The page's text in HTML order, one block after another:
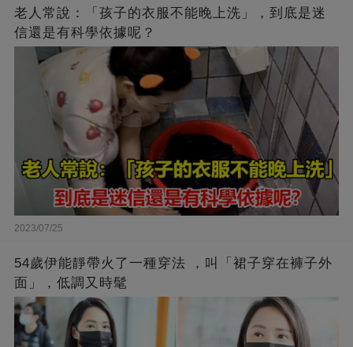
老人常說：「孩子的衣服不能晚上洗」，到底是迷
信還是有科學依據呢？
2023/07/25
54歲伊能靜帶火了一種穿法 ，叫「裙子穿在褲子外
面」，低調又時髦